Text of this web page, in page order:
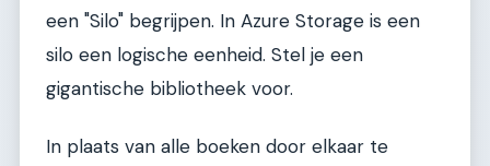
een "Silo" begrijpen. In Azure Storage is een
silo een logische eenheid. Stel je een
gigantische bibliotheek voor.
In plaats van alle boeken door elkaar te